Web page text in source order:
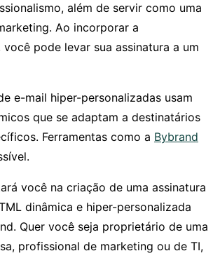
além de servir como uma
Ao incorporar a
você pode levar sua assinatura a um
e-mail hiper-personalizadas usam
que se adaptam a destinatários
Ferramentas como a Bybrand
você na criação de uma assinatura
dinâmica e hiper-personalizada
Quer você seja proprietário de uma
profissional de marketing ou de TI,